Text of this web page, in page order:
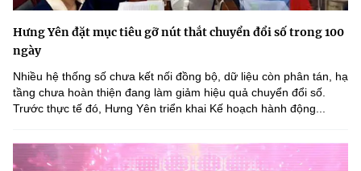
Hưng Yên đặt mục tiêu gỡ nút thắt chuyển đổi số trong 100
ngày
Nhiều hệ thống số chưa kết nối đồng bộ, dữ liệu còn phân tán, hạ
tầng chưa hoàn thiện đang làm giảm hiệu quả chuyển đổi số.
Trước thực tế đó, Hưng Yên triển khai Kế hoạch hành động...